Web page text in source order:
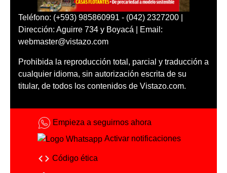
Teléfono: (+593) 985860991 - (042) 2327200 |
Dirección: Aguirre 734 y Boyacá | Email:
webmaster@vistazo.com
Prohibida la reproducción total, parcial y traducción a
cualquier idioma, sin autorización escrita de su
titular, de todos los contenidos de Vistazo.com.
Empieza a seguirnos ahora
Activar notificaciones
Código ética